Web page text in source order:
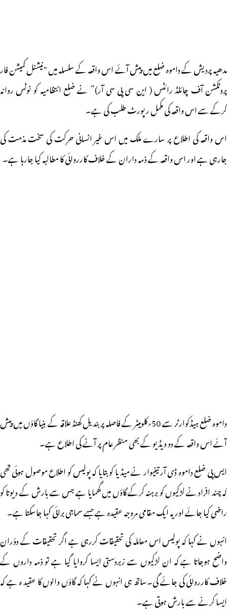
مدھیہ پردیش کے داموہ ضلع میں پیش آئے اس واقعہ کے سلسلہ میں "نیشنل کمیشن فار
پروٹکشن آف چائلڈ رائٹس ( این سی پی سی آر)” نے ضلع انتظامیہ کو نوٹس روانہ
کرکے سے اس واقعہ کی مکمل رپورٹ طلب کی ہے۔
اس واقعہ کی اطلاع پر سارے ملک میں اس غیر انسانی حرکت کی سخت مذمت کی
جارہی ہے اور اس واقعہ کے ذمہ داران کے خلاف کارروائی کا مطالبہ کیا جارہا ہے۔
داموہ ضلع ہیڈکوارٹر سے 50؍کلومیٹر کے فاصلہ پر بندیل کھنڈ علاقہ کے بنیا گاؤں میں پیش
آئے اس واقعہ کے دو ویڈیو کے بھی منظر عام پر آنے کی اطلاع ہے۔
ایس پی ضلع داموہ ڈی آر تینیوار نے میڈیا کو بتایا کہ پولیس کو اطلاع موصول ہوئی تھی
کہ چند افراد نے لڑکیوں کو برہنہ کرکے گاؤں میں گھمایا ہے جس سے بارش کے دیوتا کو
راضی کیا جائے اور یہ ایک مقامی مروجہ عقیدہ ہے جسے سماجی برائی کہا جاسکتا ہے۔
انہوں نے کہا کہ پولیس اس معاملہ کی تحقیقات کررہی ہے اگر تحقیقات کے دؤران
واضح ہوجاتا ہے کہ ان لڑکیوں سے زبردستی ایسا کروایا گیا ہے تو ذمہ داروں کے
خلاف کارروائی کی جائے گی۔ساتھ ہی انہوں نے کہا کہ گاؤں والوں کا عقید ہ ہے کہ
ایسا کرنے سے بارش ہوتی ہے۔